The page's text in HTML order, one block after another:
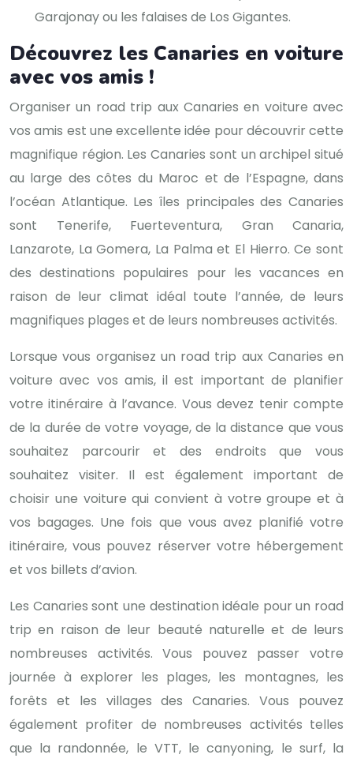
Garajonay ou les falaises de Los Gigantes.
Découvrez les Canaries en voiture
avec vos amis !
Organiser un road trip aux Canaries en voiture avec
vos amis est une excellente idée pour découvrir cette
magnifique région. Les Canaries sont un archipel situé
au large des côtes du Maroc et de l’Espagne, dans
l’océan Atlantique. Les îles principales des Canaries
sont Tenerife, Fuerteventura, Gran Canaria,
Lanzarote, La Gomera, La Palma et El Hierro. Ce sont
des destinations populaires pour les vacances en
raison de leur climat idéal toute l’année, de leurs
magnifiques plages et de leurs nombreuses activités.
Lorsque vous organisez un road trip aux Canaries en
voiture avec vos amis, il est important de planifier
votre itinéraire à l’avance. Vous devez tenir compte
de la durée de votre voyage, de la distance que vous
souhaitez parcourir et des endroits que vous
souhaitez visiter. Il est également important de
choisir une voiture qui convient à votre groupe et à
vos bagages. Une fois que vous avez planifié votre
itinéraire, vous pouvez réserver votre hébergement
et vos billets d’avion.
Les Canaries sont une destination idéale pour un road
trip en raison de leur beauté naturelle et de leurs
nombreuses activités. Vous pouvez passer votre
journée à explorer les plages, les montagnes, les
forêts et les villages des Canaries. Vous pouvez
également profiter de nombreuses activités telles
que la randonnée, le VTT, le canyoning, le surf, la